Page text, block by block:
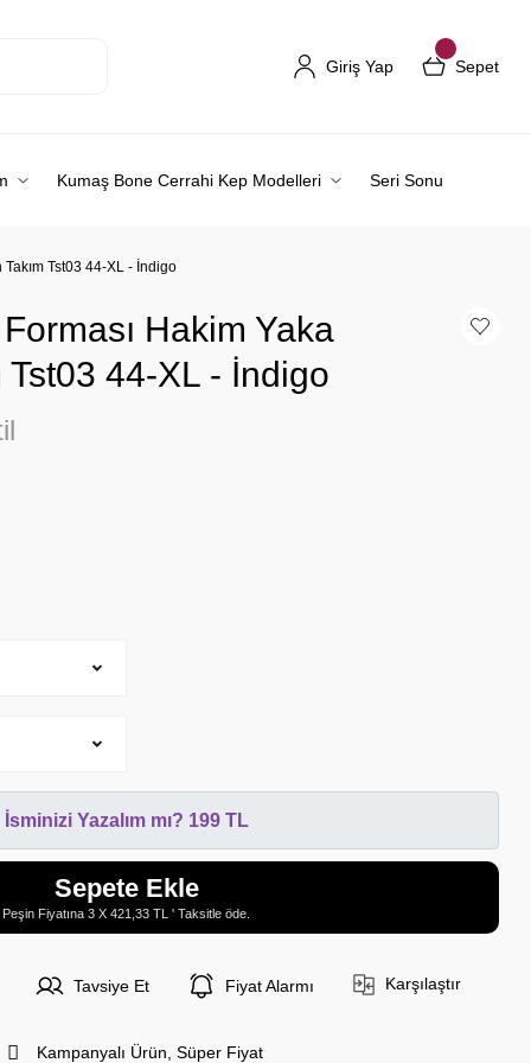
Giriş Yap Sepet
Kumaş Bone Cerrahi Kep Modelleri Seri Sonu
Tst03 44-XL - İndigo
Hakim Yaka
Tst03 44-XL - İndigo
İsminizi Yazalım mı? 199 TL
Sepete Ekle
Peşin Fiyatına 3 X 421,33 TL ' Taksitle öde.
Tavsiye Et Fiyat Alarmı Karşılaştır
Kampanyalı Ürün, Süper Fiyat